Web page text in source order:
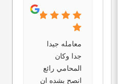
معامله جيدا
جدا وكان
المحامي رائع
انصح بشده ان